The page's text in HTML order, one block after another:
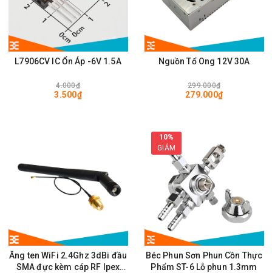
L7906CV IC Ổn Áp -6V 1.5A
4.000₫
3.500₫
Nguồn Tổ Ong 12V 30A
299.000₫
279.000₫
Ăng ten WiFi 2.4Ghz 3dBi đầu
SMA đực kèm cáp RF Ipex
10%
GIẢM
Béc Phun Sơn Phun Cồn Thực
Phẩm ST-6 Lỗ phun 1.3mm